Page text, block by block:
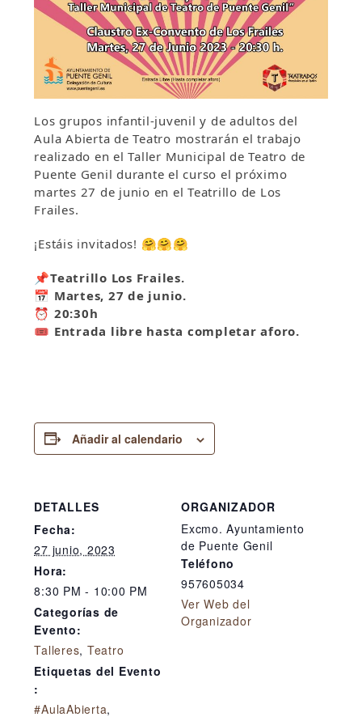
Los grupos infantil-juvenil y de adultos del
Aula Abierta de Teatro mostrarán el trabajo
realizado en el Taller Municipal de Teatro de
Puente Genil durante el curso el próximo
martes 27 de junio en el Teatrillo de Los
Frailes.
¡Estáis invitados! 🤗🤗🤗
📌Teatrillo Los Frailes.
📅 Martes, 27 de junio.
⏰ 20:30h
🎟 Entrada libre hasta completar aforo.
Añadir al calendario
DETALLES
Fecha:
27 junio, 2023
Hora:
8:30 PM - 10:00 PM
Categorías de
Evento:
Talleres, Teatro
Etiquetas del Evento
:
#AulaAbierta,
ORGANIZADOR
Excmo. Ayuntamiento
de Puente Genil
Teléfono
957605034
Ver Web del
Organizador